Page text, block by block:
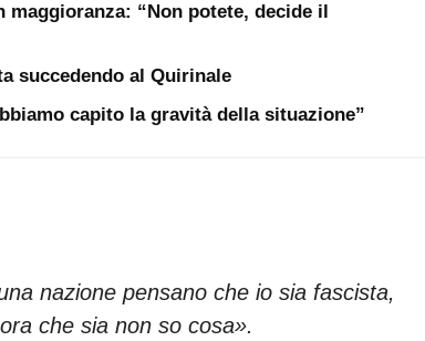
“Non potete, decide il
succedendo al Quirinale
capito la gravità della situazione”
nazione pensano che io sia fascista,
che sia non so cosa».